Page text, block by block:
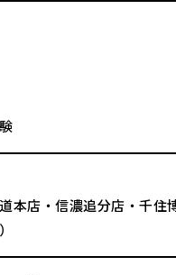
本店・信濃追分店・千住